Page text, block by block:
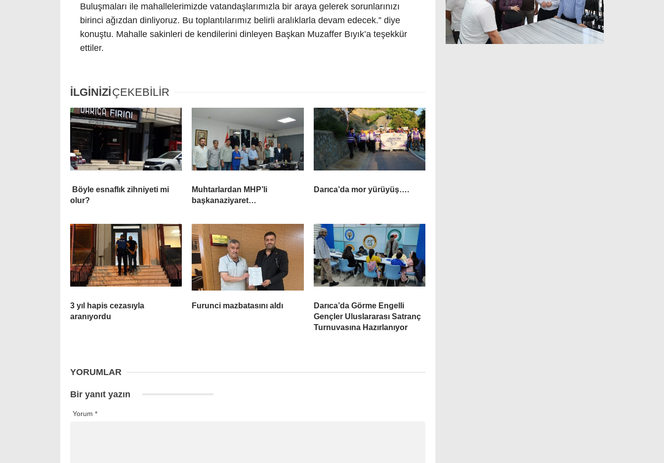
Buluşmaları ile mahallelerimizde vatandaşlarımızla bir araya gelerek sorunlarınızı
birinci ağızdan dinliyoruz. Bu toplantılarımız belirli aralıklarla devam edecek.” diye
konuştu. Mahalle sakinleri de kendilerini dinleyen Başkan Muzaffer Bıyık’a teşekkür
ettiler.
İLGİNİZİÇEKEBİLİR
Böyle esnaflık zihniyeti mi
olur?
Muhtarlardan MHP’li
başkanaziyaret…
Darıca’da mor yürüyüş….
3 yıl hapis cezasıyla
aranıyordu
Furunci mazbatasını aldı
Darıca’da Görme Engelli
Gençler Uluslararası Satranç
Turnuvasına Hazırlanıyor
YORUMLAR
Bir yanıt yazın
Yorum *